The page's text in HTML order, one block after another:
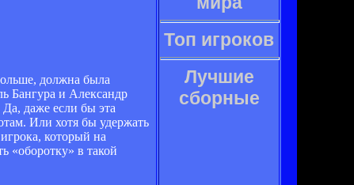
должна была
Бангура и Александр
даже если бы эта
Или хотя бы удержать
который на
«оборотку» в такой
Топ игроков
Лучшие
сборные